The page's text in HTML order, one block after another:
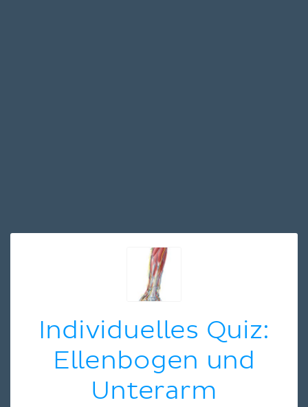
Individuelles Quiz:
Ellenbogen und
Unterarm